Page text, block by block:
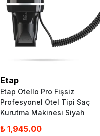
Etap
Etap Otello Pro Fişsiz
Profesyonel Otel Tipi Saç
Kurutma Makinesi Siyah
₺ 1,945.00